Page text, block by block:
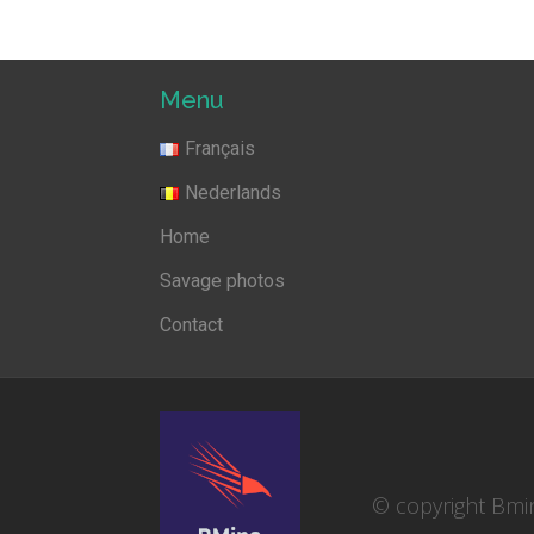
Menu
Français
Nederlands
Home
Savage photos
Contact
© copyright